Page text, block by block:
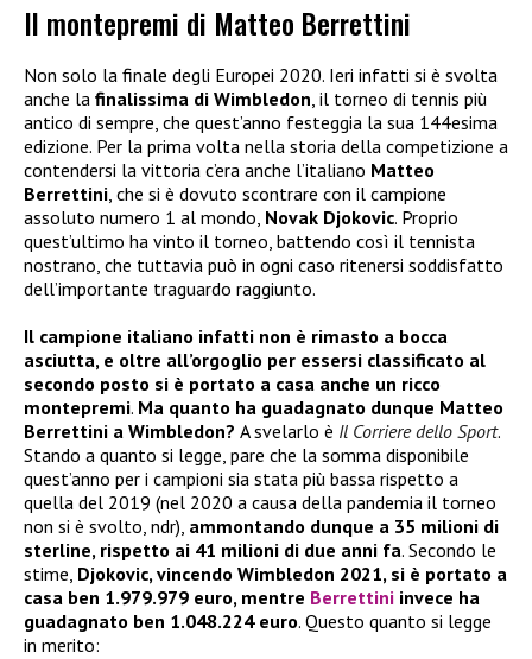
Il montepremi di Matteo Berrettini
Non solo la finale degli Europei 2020. Ieri infatti si è svolta
anche la finalissima di Wimbledon, il torneo di tennis più
antico di sempre, che quest’anno festeggia la sua 144esima
edizione. Per la prima volta nella storia della competizione a
contendersi la vittoria c’era anche l’italiano Matteo
Berrettini, che si è dovuto scontrare con il campione
assoluto numero 1 al mondo, Novak Djokovic. Proprio
quest’ultimo ha vinto il torneo, battendo così il tennista
nostrano, che tuttavia può in ogni caso ritenersi soddisfatto
dell’importante traguardo raggiunto.
Il campione italiano infatti non è rimasto a bocca
asciutta, e oltre all’orgoglio per essersi classificato al
secondo posto si è portato a casa anche un ricco
montepremi. Ma quanto ha guadagnato dunque Matteo
Berrettini a Wimbledon? A svelarlo è Il Corriere dello Sport.
Stando a quanto si legge, pare che la somma disponibile
quest’anno per i campioni sia stata più bassa rispetto a
quella del 2019 (nel 2020 a causa della pandemia il torneo
non si è svolto, ndr), ammontando dunque a 35 milioni di
sterline, rispetto ai 41 milioni di due anni fa. Secondo le
stime, Djokovic, vincendo Wimbledon 2021, si è portato a
casa ben 1.979.979 euro, mentre Berrettini invece ha
guadagnato ben 1.048.224 euro. Questo quanto si legge
in merito: